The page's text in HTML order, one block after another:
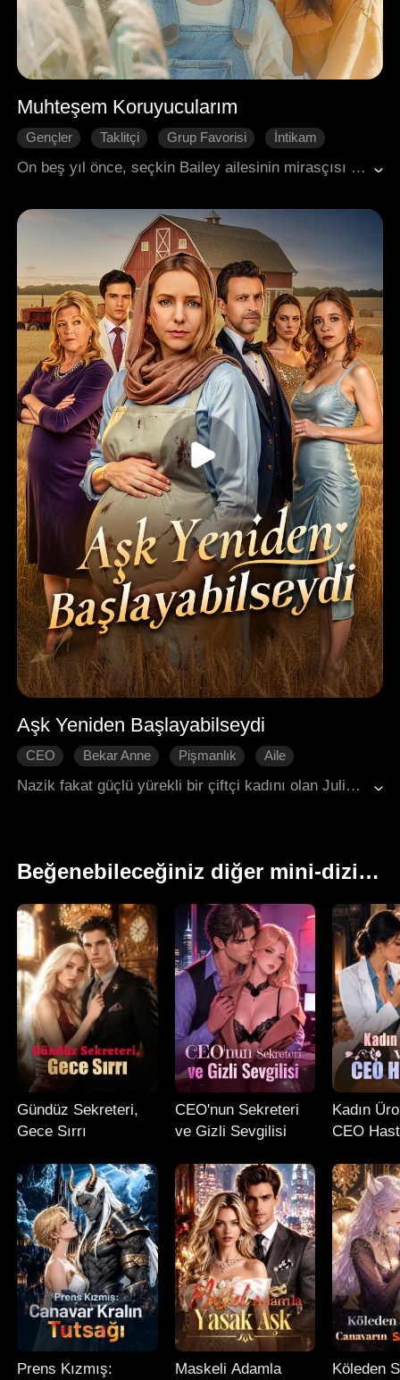
Muhteşem Koruyucularım
Gençler Taklitçi Grup Favorisi
İntikam
On beş yıl önce, seçkin Bailey ailesinin mirasçısı ve dahi bir çocuk olan Evan, ailesini kaybettikten sonra Harrison ailesi tarafından evlat edinildi ve onların oğlu tarafından eziyet gördü. Neyse ki, her biri güçlü bir savaşçı, ünlü bir aktris, mucizeler yaratan bir doktor ve başarılı bir iş imparatoru olarak benzersiz becerilere sahip olan dört muhteşem teyzesi Evan'ı buldu ve ona sevgi yağdırdı. Birlikte, ona kötülük edenlerden intikam almak için bir plan kurdular.
Aşk Yeniden Başlayabilseydi
CEO Bekar Anne Pişmanlık
Aile
Nazik fakat güçlü yürekli bir çiftçi kadını olan Julie, kıskanç ve snob kayınvalidesi Madeleine'in entrikalarıyla sevdiği kocasından zorla ayrıldı ve çocuğundan mahrum bırakıldı. Daha sonra terk edilmiş bir bebek olan Susanna'yı evlat edindi. On yedi yıl sonra Julie, öz oğlu Justin'in evlatlık kızına eziyet ettiğini öğrendi. Bu kaos ortasında, kocasıyla yeniden bir araya geldi. Ancak aradan bu kadar zaman geçmişken, birbirlerini tanıyabilecekler miydi?
Beğenebileceğiniz diğer mini-diziler.
Gündüz Sekreteri,
Gece Sırrı
Prens Kızmış:
CEO'nun Sekreteri
ve Gizli Sevgilisi
Maskeli Adamla
Kadın
CEO
Köleden